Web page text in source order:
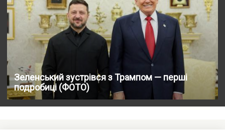
Зеленський зустрівся з Трампом — перші
подробиці (ФОТО)